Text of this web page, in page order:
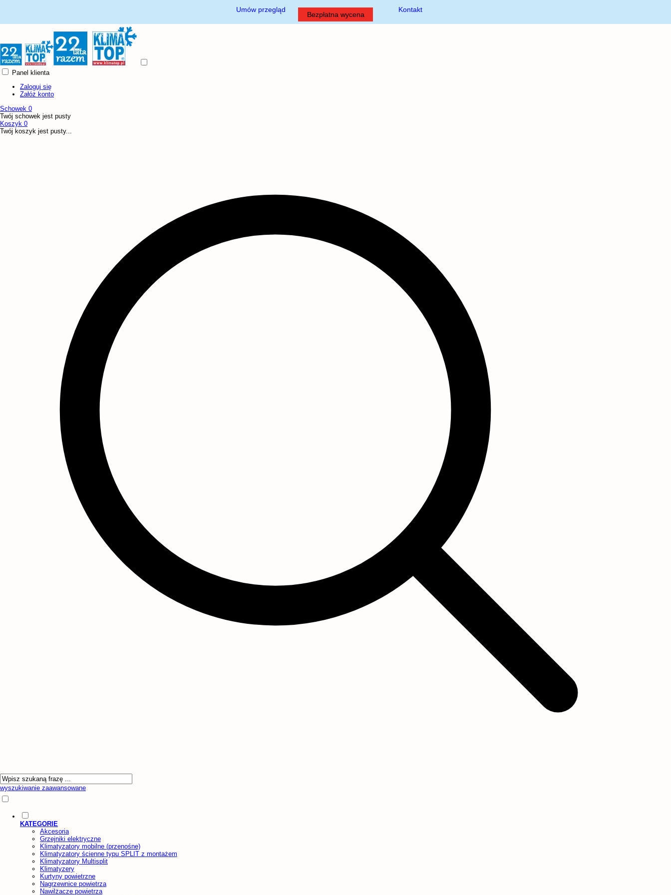
Umów przegląd
Bezpłatna wycena
Kontakt
Panel klienta
Zaloguj się
Załóż konto
Schowek 0
Twój schowek jest pusty
Koszyk 0
Twój koszyk jest pusty...
wyszukiwanie zaawansowane
KATEGORIE
Akcesoria
Grzejniki elektryczne
Klimatyzatory mobilne (przenośne)
Klimatyzatory ścienne typu SPLIT z montażem
Klimatyzatory Multisplit
Klimatyzery
Kurtyny powietrzne
Nagrzewnice powietrza
Nawilżacze powietrza